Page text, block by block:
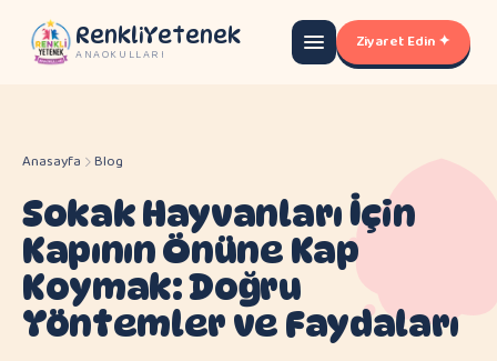
RenkliYetenek
ANAOKULLARI
Ziyaret Edin ✦
Anasayfa Blog
Sokak Hayvanları İçin
Kapının Önüne Kap
Koymak: Doğru
Yöntemler ve Faydaları